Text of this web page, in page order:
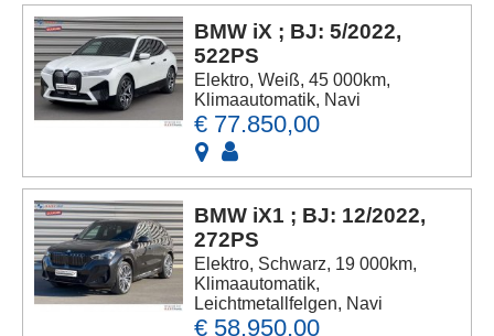
BMW iX ; BJ: 5/2022,
522PS
Elektro, Weiß, 45 000km,
Klimaautomatik, Navi
€ 77.850,00
BMW iX1 ; BJ: 12/2022,
272PS
Elektro, Schwarz, 19 000km,
Klimaautomatik,
Leichtmetallfelgen, Navi
€ 58.950,00